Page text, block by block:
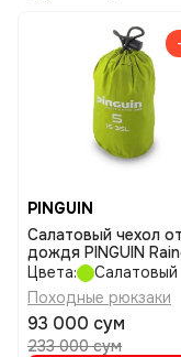
PINGUIN
Салатовый чехол от
дождя PINGUIN
Цвета:
Салатовый
Походные рюкзаки
93 000 сум
233 000 сум